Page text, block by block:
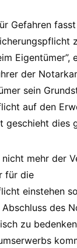
Gefahren
Eigentümer”,
der
sein
auf den
geschieht dies
mehr der
für die
einstehen
des
zu